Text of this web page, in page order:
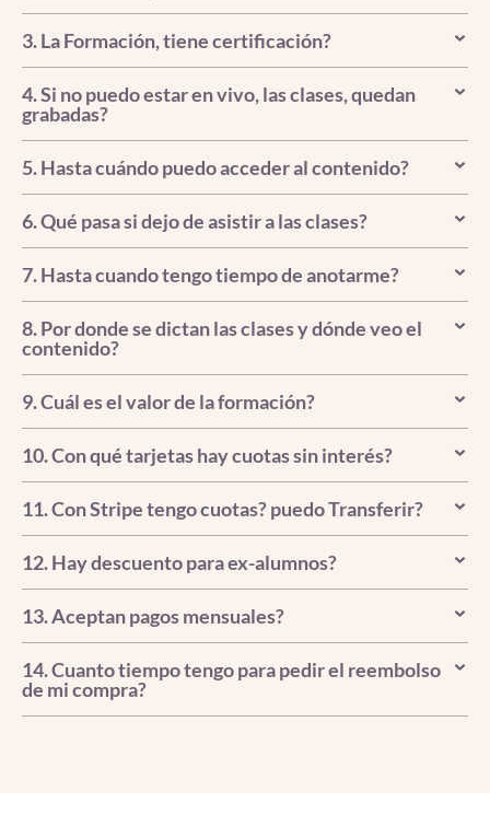
3. La Formación, tiene certificación?
4. Si no puedo estar en vivo, las clases, quedan
grabadas?
5. Hasta cuándo puedo acceder al contenido?
6. Qué pasa si dejo de asistir a las clases?
7. Hasta cuando tengo tiempo de anotarme?
8. Por donde se dictan las clases y dónde veo el
contenido?
9. Cuál es el valor de la formación?
10. Con qué tarjetas hay cuotas sin interés?
11. Con Stripe tengo cuotas? puedo Transferir?
12. Hay descuento para ex-alumnos?
13. Aceptan pagos mensuales?
14. Cuanto tiempo tengo para pedir el reembolso
de mi compra?